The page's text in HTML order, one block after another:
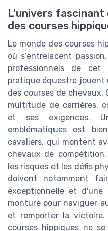
L'univers fascinant
des courses
Le monde des courses
où s’entrelacent
professionnels de cet
pratique équestre jouent
des courses de
multitude de carrières,
et ses exigences.
emblématiques est
cavaliers, qui montent
chevaux de
les risques et les défis
doivent notamment
exceptionnelle et
monture pour naviguer
et remporter la victoire.
courses hippiques ne